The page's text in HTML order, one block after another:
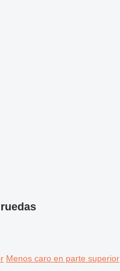
Menos caro en parte superior